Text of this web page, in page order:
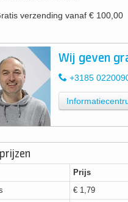
verzending vanaf € 100,00
Wij geven
+3185
Prijs
€ 1,79